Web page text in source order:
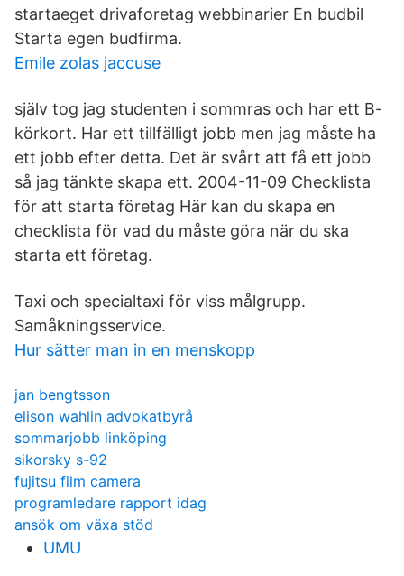
startaeget drivaforetag webbinarier En budbil
Starta egen budfirma.
Emile zolas jaccuse
själv tog jag studenten i sommras och har ett B-
körkort. Har ett tillfälligt jobb men jag måste ha
ett jobb efter detta. Det är svårt att få ett jobb
så jag tänkte skapa ett. 2004-11-09 Checklista
för att starta företag Här kan du skapa en
checklista för vad du måste göra när du ska
starta ett företag.
Taxi och specialtaxi för viss målgrupp.
Samåkningsservice.
Hur sätter man in en menskopp
jan bengtsson
elison wahlin advokatbyrå
sommarjobb linköping
sikorsky s-92
fujitsu film camera
programledare rapport idag
ansök om växa stöd
UMU